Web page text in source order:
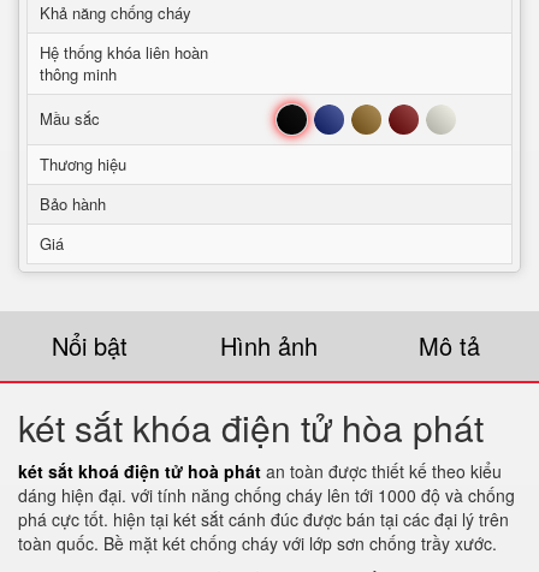
Khả năng chống cháy
Hệ thống khóa liên hoàn
thông minh
Mầu sắc
Đen Xanh Nâu Đỏ Trắng
Thương hiệu
Bảo hành
Giá
Nổi bật Hình ảnh Mô tả
két sắt khóa điện tử hòa phát
két sắt khoá điện tử hoà phát an toàn được thiết kế theo kiểu
dáng hiện đại. với tính năng chống cháy lên tới 1000 độ và chống
phá cực tốt. hiện tại két sắt cánh đúc được bán tại các đại lý trên
toàn quốc. Bề mặt két chống cháy với lớp sơn chống trầy xước.